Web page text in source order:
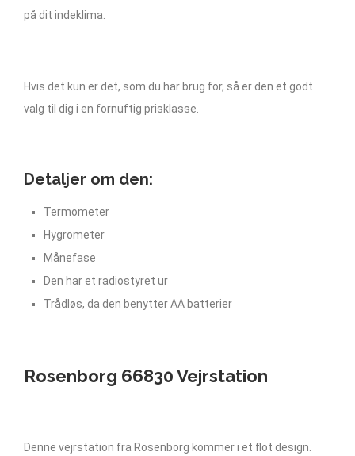
på dit indeklima.
Hvis det kun er det, som du har brug for, så er den et godt
valg til dig i en fornuftig prisklasse.
Detaljer om den:
Termometer
Hygrometer
Månefase
Den har et radiostyret ur
Trådløs, da den benytter AA batterier
Rosenborg 66830 Vejrstation
Denne vejrstation fra Rosenborg kommer i et flot design.